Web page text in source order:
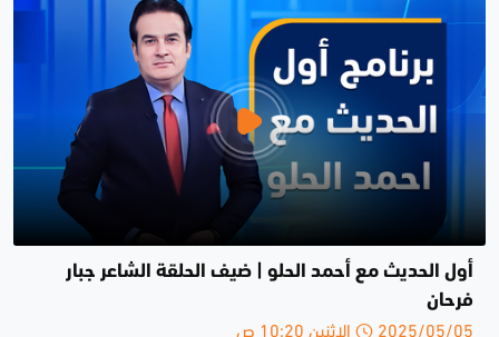
أول الحديث مع أحمد الحلو | ضيف الحلقة الشاعر جبار
فرحان
2025/05/05 الإثنين 10:20 ص